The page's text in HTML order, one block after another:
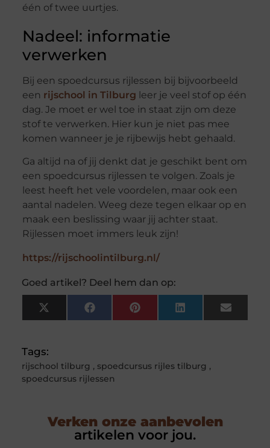
één of twee uurtjes.
Nadeel: informatie
verwerken
Bij een spoedcursus rijlessen bij bijvoorbeeld
een rijschool in Tilburg leer je veel stof op één
dag. Je moet er wel toe in staat zijn om deze
stof te verwerken. Hier kun je niet pas mee
komen wanneer je je rijbewijs hebt gehaald.
Ga altijd na of jij denkt dat je geschikt bent om
een spoedcursus rijlessen te volgen. Zoals je
leest heeft het vele voordelen, maar ook een
aantal nadelen. Weeg deze tegen elkaar op en
maak een beslissing waar jij achter staat.
Rijlessen moet immers leuk zijn!
https://rijschoolintilburg.nl/
Goed artikel? Deel hem dan op:
X
(Twitter)
FacebookPinterestLinkedInEmail
Tags:
rijschool tilburg , spoedcursus rijles tilburg ,
spoedcursus rijlessen
Verken onze aanbevolen
artikelen voor jou.